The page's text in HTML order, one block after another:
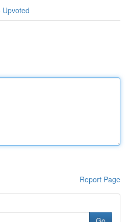
Upvoted
Report Page